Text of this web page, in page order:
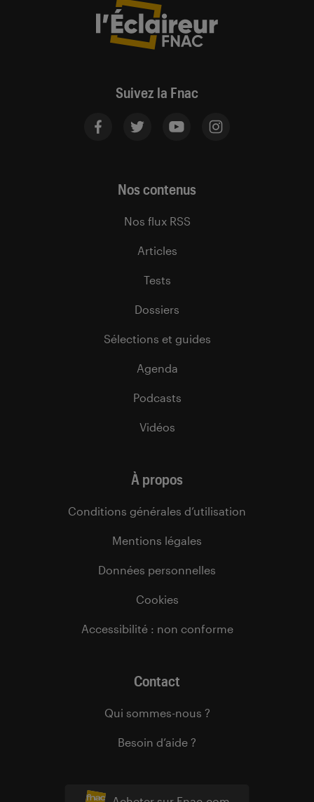
Suivez la Fnac
Nos contenus
Nos flux RSS
Articles
Tests
Dossiers
Sélections et guides
Agenda
Podcasts
Vidéos
À propos
Conditions générales d’utilisation
Mentions légales
Données personnelles
Cookies
Accessibilité : non conforme
Contact
Qui sommes-nous ?
Besoin d’aide ?